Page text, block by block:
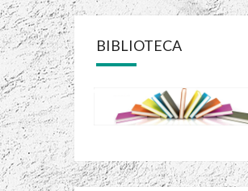
BIBLIOTECA